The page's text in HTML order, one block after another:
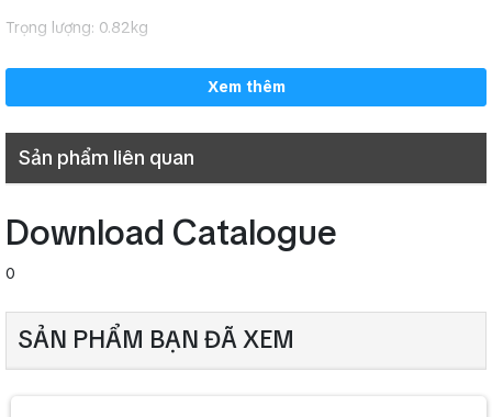
bằng, ECM MIC đầu vào cân bằng, năng động kiểm soát MIC
Kết nối: không cân bằng và đầu vào âm thanh cân bằng
(XLR 3P Nam)
Trọng lượng: 0.82kg
Trọng lượng: 0.82kg
Xem thêm
Sản phẩm liên quan
Download Catalogue
0
SẢN PHẨM BẠN ĐÃ XEM